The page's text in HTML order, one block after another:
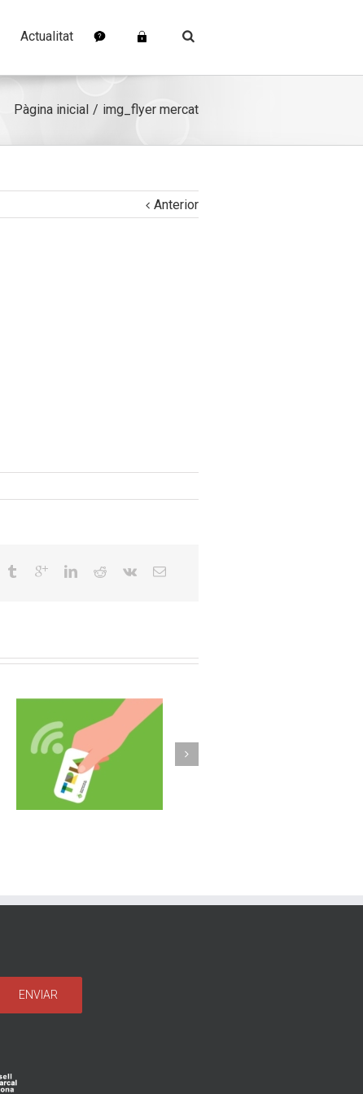
Actualitat
Pàgina inicial img_flyer mercat
Anterior
Olost fa un pas més
implantant la
recollida porta a